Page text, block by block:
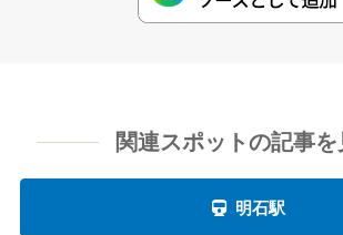
関連スポットの記事を
明石駅